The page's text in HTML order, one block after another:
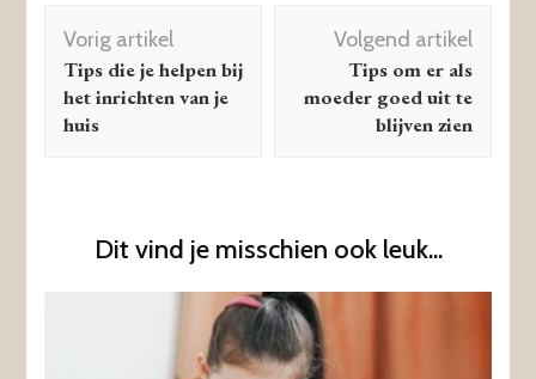
Berichtnavigatie
Vorig artikel
Tips die je helpen bij
het inrichten van je
huis
Volgend artikel
Tips om er als
moeder goed uit te
blijven zien
Dit vind je misschien ook leuk...